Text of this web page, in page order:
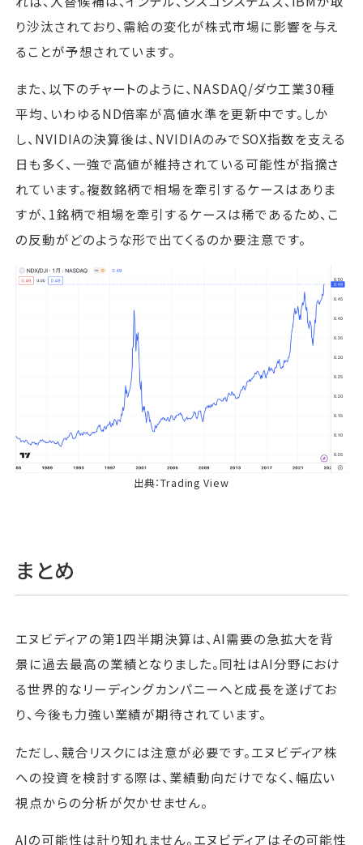
り沙汰されており、需給の変化が株式市場に影響を与え
ることが予想されています。
また、以下のチャートのように、NASDAQ/ダウ工業30種
平均、いわゆるND倍率が高値水準を更新中です。しか
し、NVIDIAの決算後は、NVIDIAのみでSOX指数を支える
日も多く、一強で高値が維持されている可能性が指摘さ
れています。複数銘柄で相場を牽引するケースはありま
すが、1銘柄で相場を牽引するケースは稀であるため、こ
の反動がどのような形で出てくるのか要注意です。
出典：Trading View
まとめ
エヌビディアの第1四半期決算は、AI需要の急拡大を背
景に過去最高の業績となりました。同社はAI分野におけ
る世界的なリーディングカンパニーへと成長を遂げてお
り、今後も力強い業績が期待されています。
ただし、競合リスクには注意が必要です。エヌビディア株
への投資を検討する際は、業績動向だけでなく、幅広い
視点からの分析が欠かせません。
AIの可能性は計り知れません。エヌビディアはその可能性